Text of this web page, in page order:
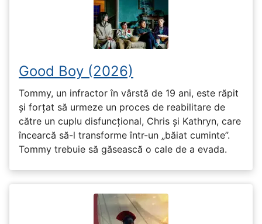
Good Boy (2026)
Tommy, un infractor în vârstă de 19 ani, este răpit
și forțat să urmeze un proces de reabilitare de
către un cuplu disfuncțional, Chris și Kathryn, care
încearcă să-l transforme într-un „băiat cuminte”.
Tommy trebuie să găsească o cale de a evada.